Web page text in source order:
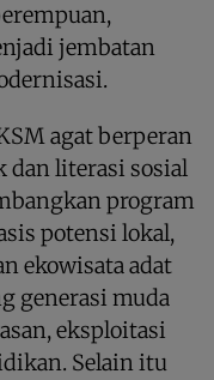
jembatan
agat berperan
literasi sosial
program
potensi lokal,
ekowisata adat
generasi muda
eksploitasi
Selain itu